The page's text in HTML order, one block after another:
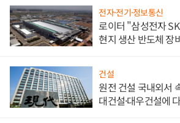
전자·전기·정보통신
로이터 "삼성전자
현지 생산 반도체 장
건설
원전 건설 국내외서
대건설·대우건설에